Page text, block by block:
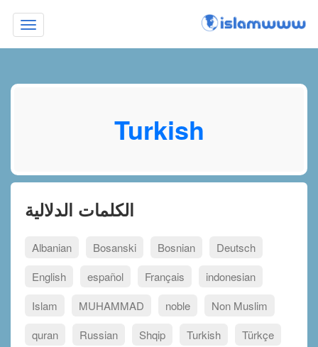
Toggle
navigation
Turkish
الكلمات الدلالية
Albanian Bosanski Bosnian
Deutsch
English
español Français
indonesian
Islam
MUHAMMAD noble
Non Muslim
quran
Russian Shqip Turkish
Türkçe